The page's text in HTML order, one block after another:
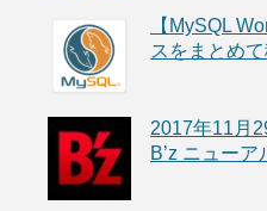
【MySQL
スをまとめて
2017年11月
B’z ニューア